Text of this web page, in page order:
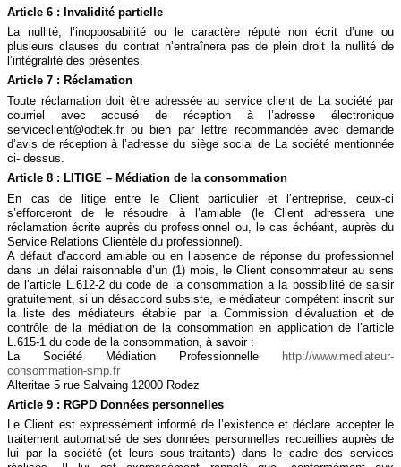
Article 6 : Invalidité partielle
La nullité, l’inopposabilité ou le caractère réputé non écrit d’une ou
plusieurs clauses du contrat n’entraînera pas de plein droit la nullité de
l’intégralité des présentes.
Article 7 : Réclamation
Toute réclamation doit être adressée au service client de La société par
courriel avec accusé de réception à l’adresse électronique
serviceclient@odtek.fr ou bien par lettre recommandée avec demande
d’avis de réception à l’adresse du siège social de La société mentionnée
ci- dessus.
Article 8 : LITIGE – Médiation de la consommation
En cas de litige entre le Client particulier et l’entreprise, ceux-ci
s’efforceront de le résoudre à l’amiable (le Client adressera une
réclamation écrite auprès du professionnel ou, le cas échéant, auprès du
Service Relations Clientèle du professionnel).
A défaut d’accord amiable ou en l’absence de réponse du professionnel
dans un délai raisonnable d’un (1) mois, le Client consommateur au sens
de l’article L.612-2 du code de la consommation a la possibilité de saisir
gratuitement, si un désaccord subsiste, le médiateur compétent inscrit sur
la liste des médiateurs établie par la Commission d’évaluation et de
contrôle de la médiation de la consommation en application de l’article
L.615-1 du code de la consommation, à savoir :
La Société Médiation Professionnelle http://www.mediateur-
consommation-smp.fr
Alteritae 5 rue Salvaing 12000 Rodez
Article 9 : RGPD Données personnelles
Le Client est expressément informé de l’existence et déclare accepter le
traitement automatisé de ses données personnelles recueillies auprès de
lui par la société (et leurs sous-traitants) dans le cadre des services